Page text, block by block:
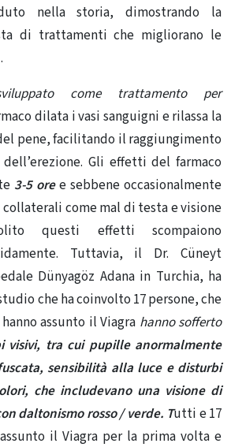
nella storia, dimostrando la
di trattamenti che migliorano le
come trattamento per
dilata i vasi sanguigni e rilassa la
pene, facilitando il raggiungimento
Gli effetti del farmaco
3-5 oree sebbene occasionalmente
come mal di testa e visione
questi effetti scompaiono
Tuttavia, il Dr. Cüneyt
Dünyagöz Adana in Turchia, ha
che ha coinvolto 17 persone, che
assunto il Viagra hanno sofferto
visivi, tra cui pupille anormalmente
sensibilità alla luce e disturbi
che includevano una visione di
daltonismo rosso / verde. Tutti e 17
il Viagra per la prima volta e